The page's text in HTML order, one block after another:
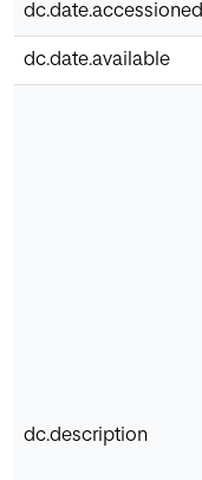
dc.date.accessioned
dc.date.available
dc.description